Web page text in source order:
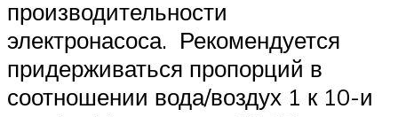
производительности
электронасоса. Рекомендуется
придерживаться пропорций в
соотношении вода/воздух 1 к 10-и